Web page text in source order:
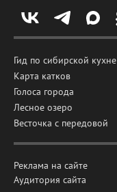
Гид по сибирской кухне
Карта катков
Голоса города
Лесное озеро
Весточка с передовой
Реклама на сайте
Аудитория сайта